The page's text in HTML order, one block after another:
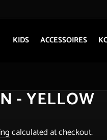
KIDS ACCESSOIRES
​​- YELLOW
calculated at checkout.